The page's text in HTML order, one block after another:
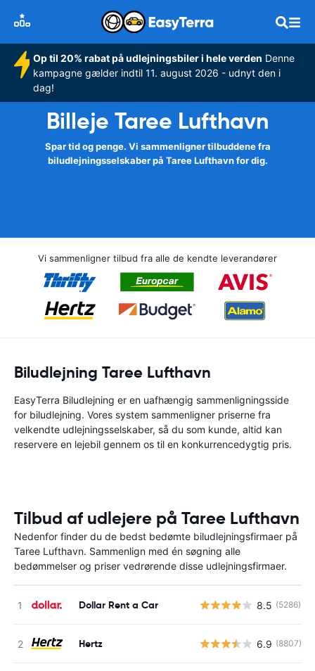
Op til 20% rabat på udlejningsbiler i hele verden Denne
kampagne gælder indtil 11. august 2026 - udnyt den i
dag!
Billeje Taree Lufthavn
Spar tid og penge. Vi sammenligner tilbuddene fra
biludlejningsselskaber på Taree Lufthavn for dig.
Vi sammenligner tilbud fra alle de kendte leverandører
Biludlejning Taree Lufthavn
EasyTerra Biludlejning er en uafhængig sammenligningsside
for biludlejning. Vores system sammenligner priserne fra
velkendte udlejningsselskaber, så du som kunde, altid kan
reservere en lejebil gennem os til en konkurrencedygtig pris.
Tilbud af udlejere på Taree Lufthavn
Nedenfor finder du de bedst bedømte biludlejningsfirmaer på
Taree Lufthavn. Sammenlign med én søgning alle
bedømmelser og priser vedrørende disse udlejningsfirmaer.
Dollar Rent a Car 8.5 (5286)
Hertz 6.9 (8807)